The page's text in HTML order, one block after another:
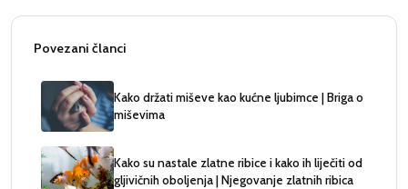
Povezani članci
Kako držati miševe kao kućne ljubimce | Briga o
miševima
Kako su nastale zlatne ribice i kako ih liječiti od
gljivičnih oboljenja | Njegovanje zlatnih ribica